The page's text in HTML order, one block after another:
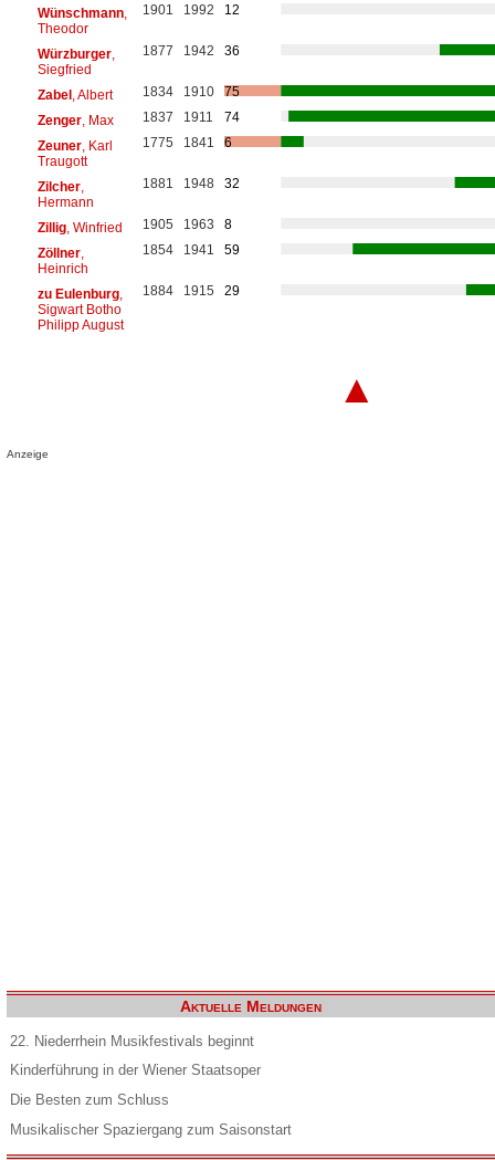
Wünschmann,
Theodor
1901 1992 12
Würzburger,
Siegfried
1877 1942 36
Zabel, Albert 1834 1910
75
Zenger, Max 1837 1911
74
Zeuner, Karl
Traugott
1775 1841 6
Zilcher,
Hermann
1881 1948 32
Zillig, Winfried 1905 1963
8
Zöllner,
Heinrich
1854 1941 59
zu Eulenburg,
Sigwart Botho
Philipp August
1884 1915 29
▲
Anzeige
Aktuelle Meldungen
22. Niederrhein Musikfestivals beginnt
Kinderführung in der Wiener Staatsoper
Die Besten zum Schluss
Musikalischer Spaziergang zum Saisonstart